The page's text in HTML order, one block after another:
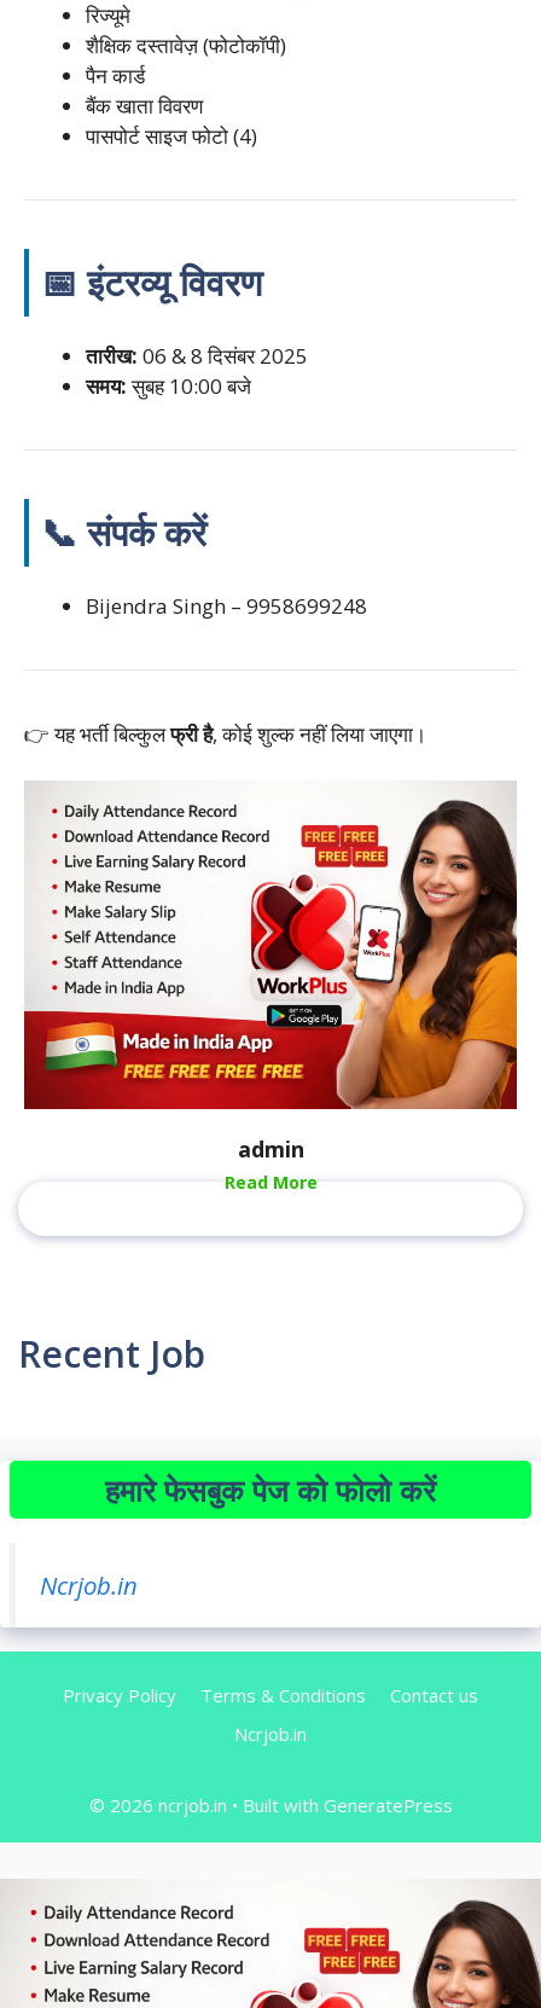
रिज्यूमे
शैक्षिक दस्तावेज़ (फोटोकॉपी)
पैन कार्ड
बैंक खाता विवरण
पासपोर्ट साइज फोटो (4)
📅 इंटरव्यू विवरण
तारीख: 06‌ & 8 दिसंबर 2025
समय:सुबह 10:00 बजे
📞 संपर्क करें
Bijendra Singh – 9958699248
👉 यह भर्ती बिल्कुलफ्री है, कोई शुल्क नहीं लिया जाएगा।
admin
Read More
Recent Job
हमारे फेसबुक पेज को फोलो करें
Ncrjob.in
Privacy Policy Terms & Conditions
Contact us
Ncrjob.in
© 2026 ncrjob.in • Built with GeneratePress